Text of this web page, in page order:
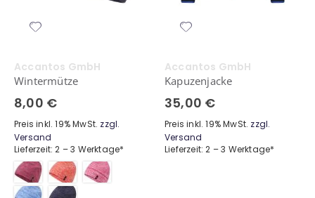
Accantos GmbH
Wintermütze
8,00 €
Preis inkl. 19% MwSt. zzgl.
Versand
Lieferzeit: 2 – 3 Werktage*
Accantos GmbH
Kapuzenjacke
35,00 €
Preis inkl. 19% MwSt. zzgl.
Versand
Lieferzeit: 2 – 3 Werktage*